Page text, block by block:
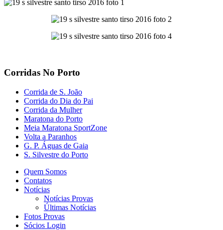
Corridas No Porto
Corrida de S. João
Corrida do Dia do Pai
Corrida da Mulher
Maratona do Porto
Meia Maratona SportZone
Volta a Paranhos
G. P. Águas de Gaia
S. Silvestre do Porto
Quem Somos
Contatos
Notícias
Notícias Provas
Últimas Notícias
Fotos Provas
Sócios Login